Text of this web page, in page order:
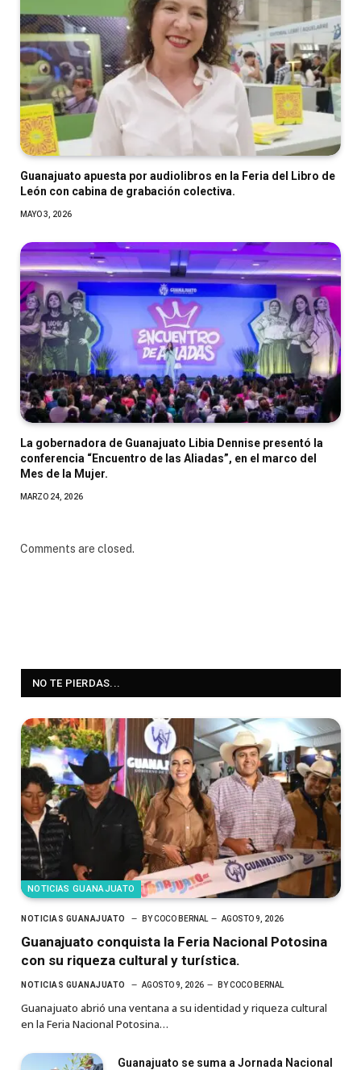
Guanajuato apuesta por audiolibros en la Feria del Libro de
León con cabina de grabación colectiva.
MAYO 3, 2026
La gobernadora de Guanajuato Libia Dennise presentó la
conferencia “Encuentro de las Aliadas”, en el marco del
Mes de la Mujer.
MARZO 24, 2026
Comments are closed.
NO TE PIERDAS...
NOTICIAS GUANAJUATO
NOTICIAS GUANAJUATO BY COCO BERNAL AGOSTO 9, 2026
Guanajuato conquista la Feria Nacional Potosina
con su riqueza cultural y turística.
NOTICIAS GUANAJUATO AGOSTO 9, 2026 BY COCO BERNAL
Guanajuato abrió una ventana a su identidad y riqueza cultural
en la Feria Nacional Potosina…
Guanajuato se suma a Jornada Nacional